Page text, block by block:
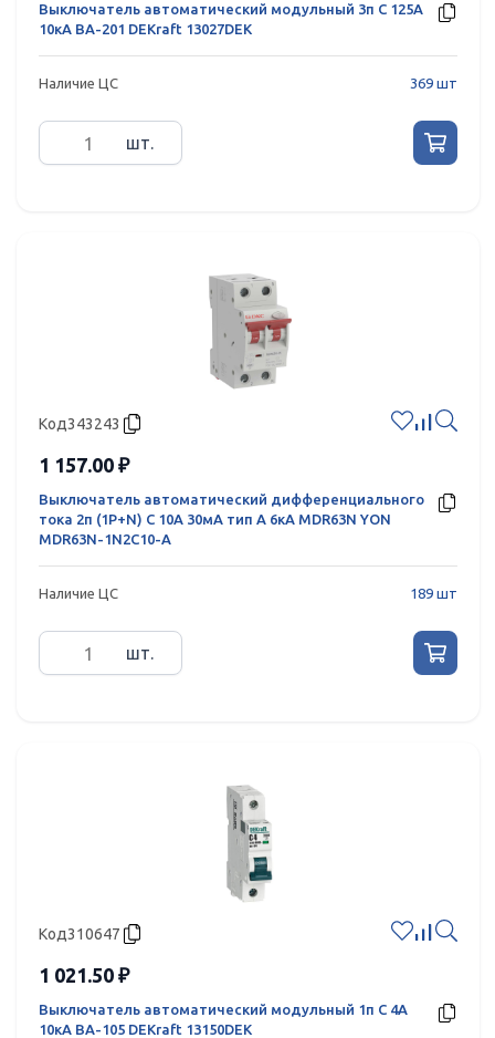
Выключатель автоматический модульный 3п C 125А
10кА ВА-201 DEKraft 13027DEK
Наличие ЦС 369 шт
шт.
Код343243
1 157.00 ₽
Выключатель автоматический дифференциального
тока 2п (1P+N) C 10А 30мА тип A 6кА MDR63N YON
MDR63N-1N2C10-A
Наличие ЦС 189 шт
шт.
Код310647
1 021.50 ₽
Выключатель автоматический модульный 1п C 4А
10кА ВА-105 DEKraft 13150DEK